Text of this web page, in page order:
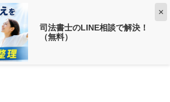
司法書士のLINE相談で解決！
（無料）
×
借金がいくら減るか調べる ➡